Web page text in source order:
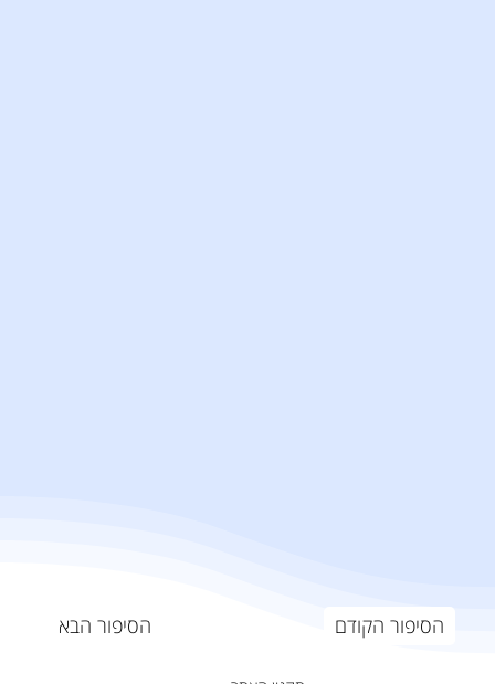
הסיפור הקודם הסיפור הבא